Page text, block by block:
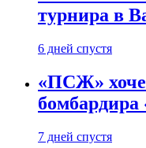
турнира в
6 дней спустя
«ПСЖ»
7 дней спустя